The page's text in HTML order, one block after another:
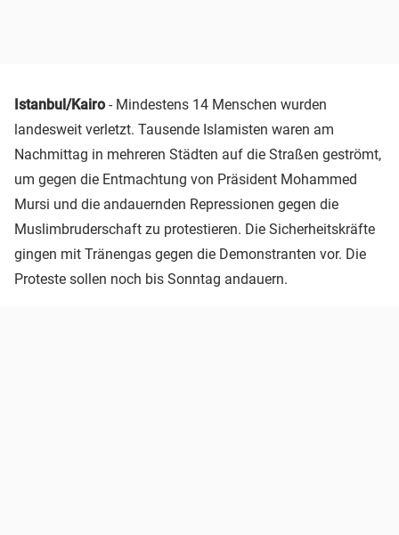
Istanbul/Kairo - Mindestens 14 Menschen wurden
landesweit verletzt. Tausende Islamisten waren am
Nachmittag in mehreren Städten auf die Straßen geströmt,
um gegen die Entmachtung von Präsident Mohammed
Mursi und die andauernden Repressionen gegen die
Muslimbruderschaft zu protestieren. Die Sicherheitskräfte
gingen mit Tränengas gegen die Demonstranten vor. Die
Proteste sollen noch bis Sonntag andauern.